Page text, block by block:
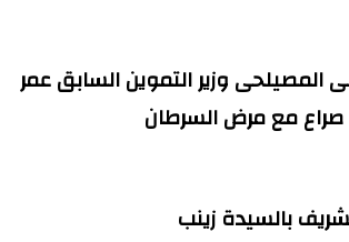
المصيلحى وزير التموين السابق عمر
بالسيدة زينب